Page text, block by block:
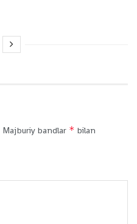
Majburiy bandlar * bilan